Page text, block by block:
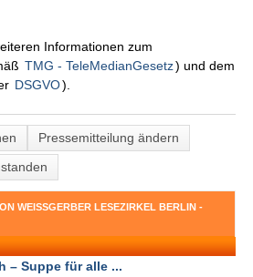
Informationen zum
TMG - TeleMedianGesetz) und dem
DSGVO).
Pressemitteilung ändern
WEISSGERBER LESEZIRKEL BERLIN - Z
– Suppe für alle ...